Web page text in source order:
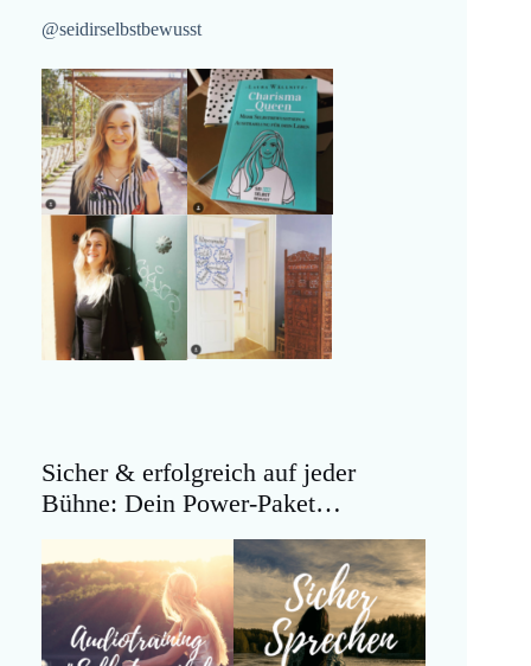
@seidirselbstbewusst
Sicher & erfolgreich auf jeder
Bühne: Dein Power-Paket…